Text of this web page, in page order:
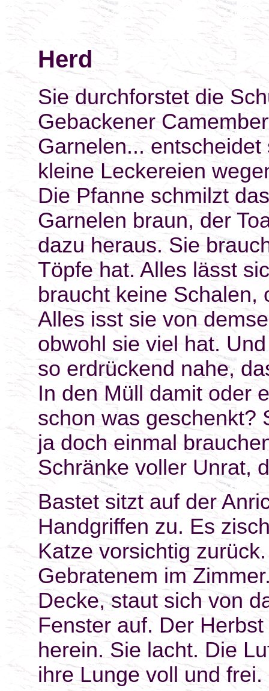
Herd
Sie durchforstet die
Gebackener
Garnelen...
kleine Leckereien
Die Pfanne schmilzt
Garnelen braun, der
dazu heraus. Sie
Töpfe hat. Alles lässt
braucht keine Schalen,
Alles isst sie von
obwohl sie viel hat.
so erdrückend nahe,
In den Müll damit oder
schon was geschenkt?
ja doch einmal
Schränke voller Unrat,
Bastet sitzt auf der
Handgriffen zu. Es
Katze vorsichtig
Gebratenem im
Decke, staut sich von
Fenster auf. Der
herein. Sie lacht. Die
ihre Lunge voll und frei.